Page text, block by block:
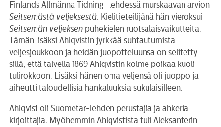
Finlands Allmänna Tidning -lehdessä murskaavan arvion
Seitsemästä veljeksestä. Kielitieteilijänä hän vieroksui
Seitsemän veljeksen puhekielen ruotsalaisvaikutteita.
Tämän lisäksi Ahlqvistin jyrkkää suhtautumista
veljesjoukkoon ja heidän juopotteluunsa on selitetty
sillä, että talvella 1869 Ahlqvistin kolme poikaa kuoli
tulirokkoon. Lisäksi hänen oma veljensä oli juoppo ja
aiheutti taloudellisia hankaluuksia sukulaisilleen.
Ahlqvist oli Suometar-lehden perustajia ja ahkeria
kirjoittajia. Myöhemmin Ahlqvistista tuli Aleksanterin